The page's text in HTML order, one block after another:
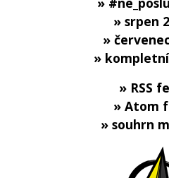
» srpen
»
»
» RSS
» Atom
» souhrn